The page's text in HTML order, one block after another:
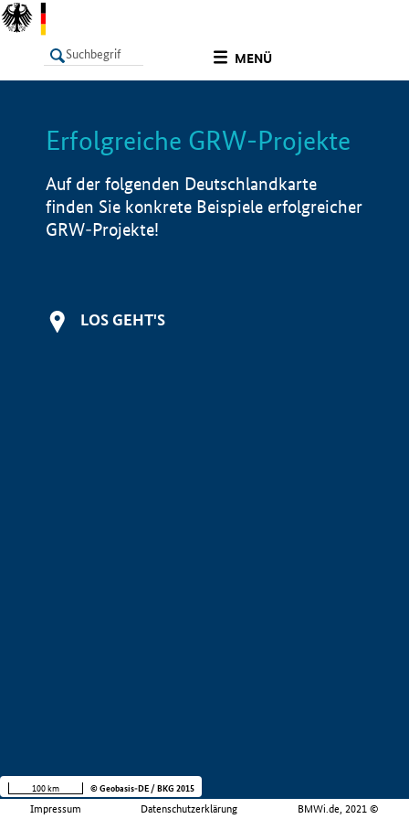
MENÜ
LISTE Info
Erfolgreiche GRW-Projekte
Auf der folgenden Deutschlandkarte
finden Sie konkrete Beispiele erfolgreicher
GRW-Projekte!
LOS GEHT'S
Impressum Datenschutzerklärung BMWi.de, 2021 ©
100 km © Geobasis-DE / BKG 2015